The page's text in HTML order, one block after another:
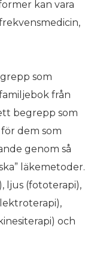
kan vara
som
från
begrepp som
för dem som
genom så
läkemetoder.
ljus (fototerapi),
och